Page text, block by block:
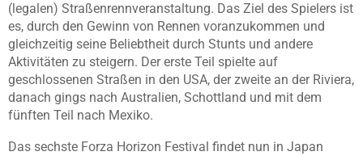
(legalen) Straßenrennveranstaltung. Das Ziel des Spielers ist
es, durch den Gewinn von Rennen voranzukommen und
gleichzeitig seine Beliebtheit durch Stunts und andere
Aktivitäten zu steigern. Der erste Teil spielte auf
geschlossenen Straßen in den USA, der zweite an der Riviera,
danach gings nach Australien, Schottland und mit dem
fünften Teil nach Mexiko.
Das sechste Forza Horizon Festival findet nun in Japan